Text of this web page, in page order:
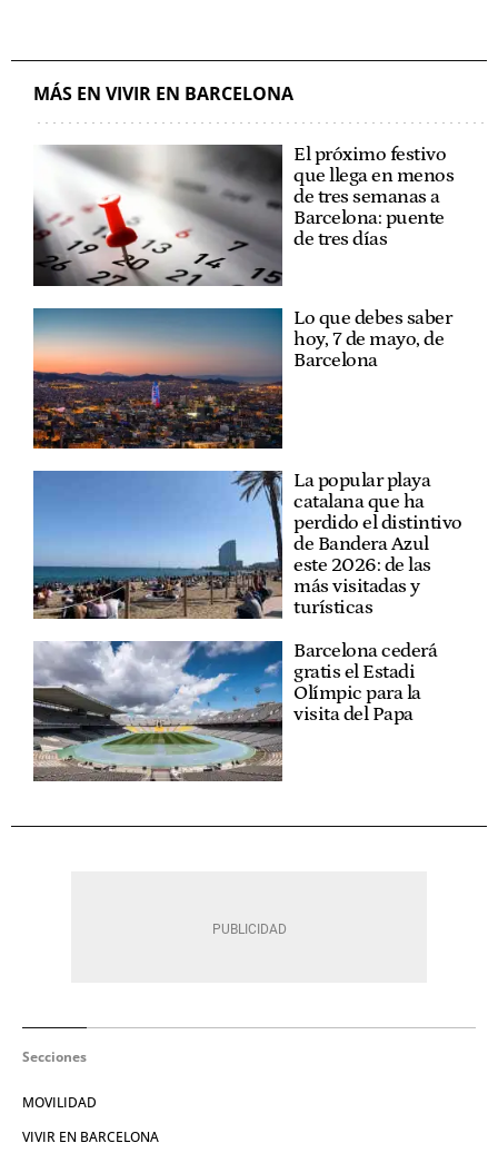
MÁS EN VIVIR EN BARCELONA
El próximo festivo
que llega en menos
de tres semanas a
Barcelona: puente
de tres días
Lo que debes saber
hoy, 7 de mayo, de
Barcelona
La popular playa
catalana que ha
perdido el distintivo
de Bandera Azul
este 2026: de las
más visitadas y
turísticas
Barcelona cederá
gratis el Estadi
Olímpic para la
visita del Papa
Secciones
MOVILIDAD
VIVIR EN BARCELONA